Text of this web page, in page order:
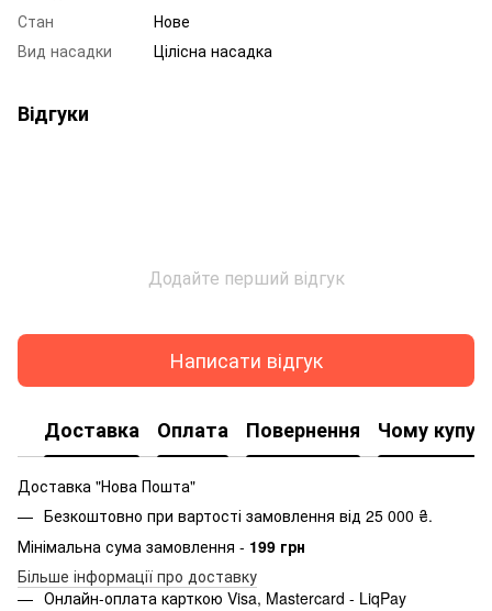
Стан
Нове
Вид насадки
Цілісна насадка
Відгуки
Додайте перший відгук
Написати відгук
Доставка Оплата Повернення Чому
Доставка "Нова Пошта"
Безкоштовно при вартості замовлення від 25 000 ₴.
Мінімальна сума замовлення - 199 грн
Більше інформації про доставку
Онлайн-оплата карткою Visa, Mastercard - LiqPay